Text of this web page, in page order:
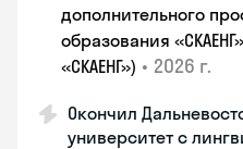
дополнительного
образования
«СКАЕНГ») • 2026 г.
Окончил
университет с